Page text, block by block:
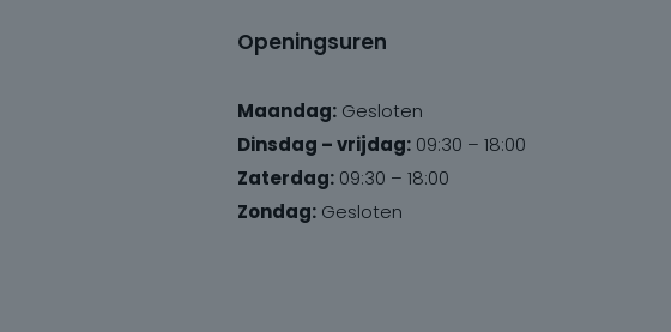
Openingsuren
Maandag: Gesloten
Dinsdag – vrijdag: 09:30 – 18:00
Zaterdag: 09:30 – 18:00
Zondag: Gesloten